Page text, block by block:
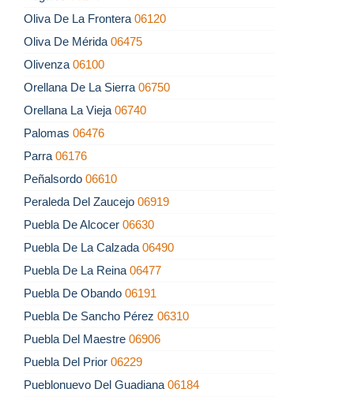
Oliva De La Frontera 06120
Oliva De Mérida 06475
Olivenza 06100
Orellana De La Sierra 06750
Orellana La Vieja 06740
Palomas 06476
Parra 06176
Peñalsordo 06610
Peraleda Del Zaucejo 06919
Puebla De Alcocer 06630
Puebla De La Calzada 06490
Puebla De La Reina 06477
Puebla De Obando 06191
Puebla De Sancho Pérez 06310
Puebla Del Maestre 06906
Puebla Del Prior 06229
Pueblonuevo Del Guadiana 06184